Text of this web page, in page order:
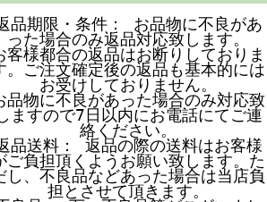
品期限・条件： お品物に不良があ
った場合のみ返品対応致します。
客様都合の返品はお断りしておりま
。ご注文確定後の返品も基本的には
お受けしておりません。
品物に不良があった場合のみ対応致
ますので7日以内にお電話にてご連
絡ください。
品送料： 返品の際の送料はお客様
ご負担頂くようお願い致します。た
し、不良品などあった場合は当店負
担とさせて頂きます。